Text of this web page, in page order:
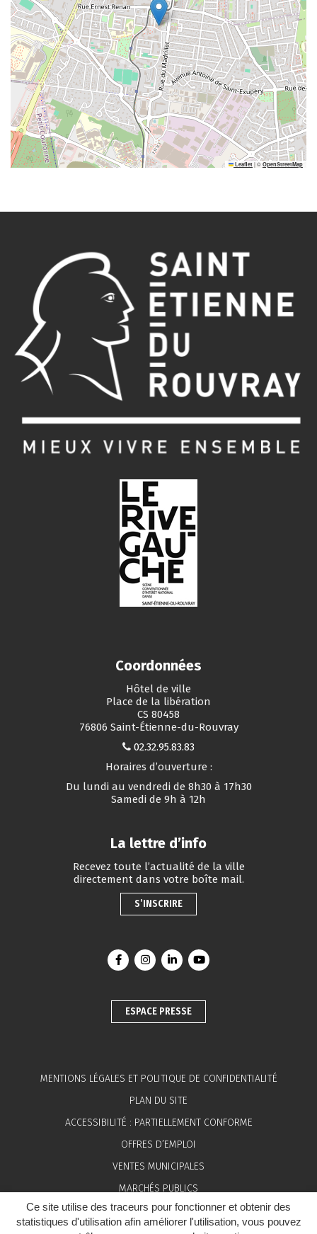
Ce site utilise des traceurs pour fonctionner et obtenir des
statistiques d'utilisation afin améliorer l'utilisation, vous pouvez
Leaflet |© OpenStreetMap
Coordonnées
Hôtel de ville
Place de la libération
CS 80458
76806 Saint-Étienne-du-Rouvray
02.32.95.83.83
Horaires d’ouverture :
Du lundi au vendredi de 8h30 à 17h30
Samedi de 9h à 12h
La lettre d’info
Recevez toute l’actualité de la ville
directement dans votre boîte mail.
S’INSCRIRE
Lien vers le compte Facebook
Lien vers le compte Instagram
Lien vers le compte Linkedin
Lien vers la chaîne
ESPACE PRESSE
MENTIONS LÉGALES ET POLITIQUE DE CONFIDENTIALITÉ
PLAN DU SITE
ACCESSIBILITÉ : PARTIELLEMENT CONFORME
OFFRES D’EMPLOI
VENTES MUNICIPALES
MARCHÉS PUBLICS
ESPACE PRESSE